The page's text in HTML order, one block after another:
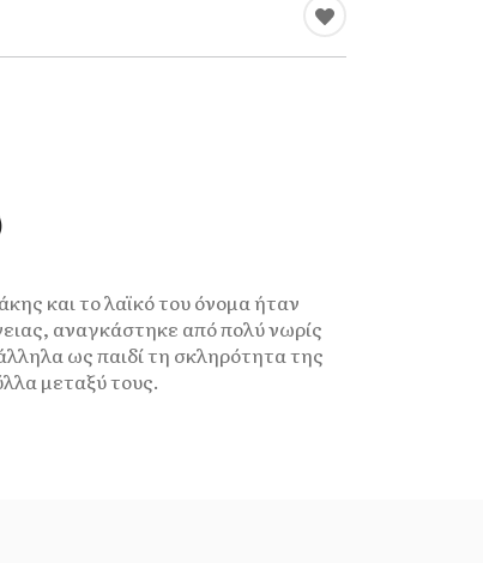
και το λαϊκό του όνομα ήταν
αναγκάστηκε από πολύ νωρίς
ως παιδί τη σκληρότητα της
μεταξύ τους.